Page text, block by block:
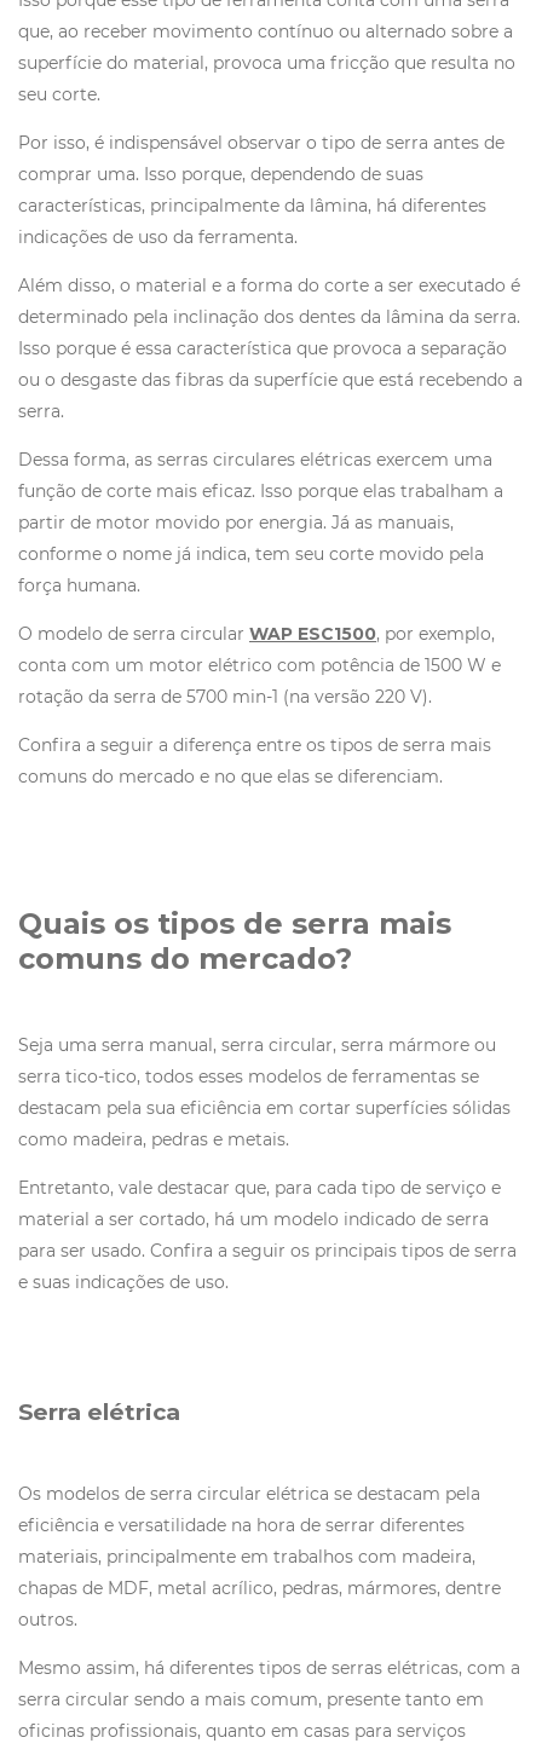
que, ao receber movimento contínuo ou alternado sobre a
superfície do material, provoca uma fricção que resulta no
seu corte.
Por isso, é indispensável observar o tipo de serra antes de
comprar uma. Isso porque, dependendo de suas
características, principalmente da lâmina, há diferentes
indicações de uso da ferramenta.
Além disso, o material e a forma do corte a ser executado é
determinado pela inclinação dos dentes da lâmina da serra.
Isso porque é essa característica que provoca a separação
ou o desgaste das fibras da superfície que está recebendo a
serra.
Dessa forma, as serras circulares elétricas exercem uma
função de corte mais eficaz. Isso porque elas trabalham a
partir de motor movido por energia. Já as manuais,
conforme o nome já indica, tem seu corte movido pela
força humana.
O modelo de serra circular WAP ESC1500, por exemplo,
conta com um motor elétrico com potência de 1500 W e
rotação da serra de 5700 min-1 (na versão 220 V).
Confira a seguir a diferença entre os tipos de serra mais
comuns do mercado e no que elas se diferenciam.
Quais os tipos de serra mais
comuns do mercado?
Seja uma serra manual, serra circular, serra mármore ou
serra tico-tico, todos esses modelos de ferramentas se
destacam pela sua eficiência em cortar superfícies sólidas
como madeira, pedras e metais.
Entretanto, vale destacar que, para cada tipo de serviço e
material a ser cortado, há um modelo indicado de serra
para ser usado. Confira a seguir os principais tipos de serra
e suas indicações de uso.
Serra elétrica
Os modelos de serra circular elétrica se destacam pela
eficiência e versatilidade na hora de serrar diferentes
materiais, principalmente em trabalhos com madeira,
chapas de MDF, metal acrílico, pedras, mármores, dentre
outros.
Mesmo assim, há diferentes tipos de serras elétricas, com a
serra circular sendo a mais comum, presente tanto em
oficinas profissionais, quanto em casas para serviços